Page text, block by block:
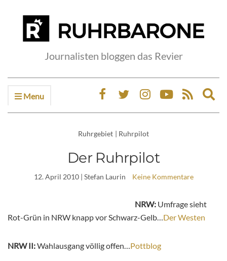
Journalisten bloggen das Revier
Menu
Ruhrgebiet | Ruhrpilot
Der Ruhrpilot
12. April 2010| Stefan Laurin Keine Kommentare
NRW: Umfrage sieht
Rot-Grün in NRW knapp vor Schwarz-Gelb…Der Westen
NRW II:Wahlausgang völlig offen…Pottblog